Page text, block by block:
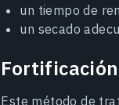
un tiempo de
un secado
Fortificación
Este método de